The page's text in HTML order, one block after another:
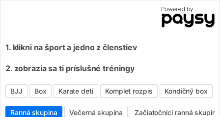
1. klikni na šport a jedno z členstiev
2. zobrazia sa ti príslušné tréningy
BJJ Box Karate deti Komplet rozpis Kondičný box
Ranná skupina Večerná skupina Začiatočníci ranná skupina